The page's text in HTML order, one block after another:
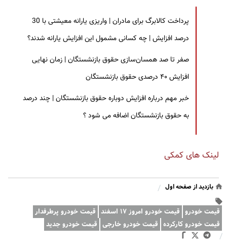
پرداخت کالابرگ برای مادران | واریزی یارانه معیشتی با 30
درصد افزایش | چه کسانی مشمول این افزایش یارانه شدند؟
صفر تا صد همسان‌سازی حقوق بازنشستگان | زمان نهایی
افزایش ۴۰ درصدی حقوق بازنشستگان
خبر مهم درباره افزایش دوباره حقوق بازنشستگان | چند درصد
به حقوق بازنشستگان اضافه می شود ؟
لینک های کمکی
بازدید از صفحه اول /
قیمت خودرو قیمت خودرو امروز ۱۷ اسفند
قیمت خودرو پرطرفدار
قیمت خودرو کارکرده قیمت خودرو خارجی قیمت خودرو جدید
/